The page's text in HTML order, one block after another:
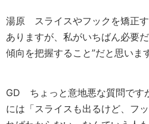
湯原 スライスやフックを矯正
ありますが、私がいちばん必要
傾向を把握すること”だと思いま
GD ちょっと意地悪な質問です
には「スライスも出るけど、フ